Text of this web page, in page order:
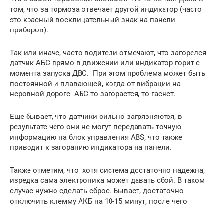
том, что за тормоза отвечает другой индикатор (часто
это красный восклицательный знак на панели
приборов).
Так или иначе, часто водители отмечают, что загорелся
датчик АБС прямо в движении или индикатор горит с
момента запуска ДВС. При этом проблема может быть
постоянной и плавающей, когда от вибрации на
неровной дороге АБС то загорается, то гаснет.
Еще бывает, что датчики сильно загрязняются, в
результате чего они не могут передавать точную
информацию на блок управления ABS, что также
приводит к загоранию индикатора на панели.
Также отметим, что хотя система достаточно надежна,
изредка сама электроника может давать сбой. В таком
случае нужно сделать сброс. Бывает, достаточно
отключить клемму АКБ на 10-15 минут, после чего